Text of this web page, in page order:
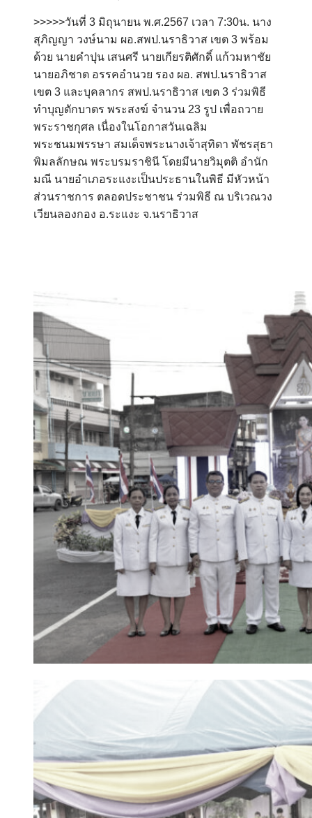
>>>>>วันที่ 3 มิถุนายน พ.ศ.2567 เวลา 7:30น. นาง
สุภิญญา วงษ์นาม ผอ.สพป.นราธิวาส เขต 3 พร้อม
ด้วย นายคำปุน เสนศรี นายเกียรติศักดิ์ แก้วมหาชัย
นายอภิชาต อรรคอำนวย รอง ผอ. สพป.นราธิวาส
เขต 3 และบุคลากร สพป.นราธิวาส เขต 3 ร่วมพิธี
ทำบุญตักบาตร พระสงฆ์ จำนวน 23 รูป เพื่อถวาย
พระราชกุศล เนื่องในโอกาสวันเฉลิม
พระชนมพรรษา สมเด็จพระนางเจ้าสุทิดา พัชรสุธา
พิมลลักษณ พระบรมราชินี โดยมีนายวิมุตติ อำนัก
มณี นายอำเภอระแงะเป็นประธานในพิธี มีหัวหน้า
ส่วนราชการ ตลอดประชาชน ร่วมพิธี ณ บริเวณวง
เวียนลองกอง อ.ระแงะ จ.นราธิวาส